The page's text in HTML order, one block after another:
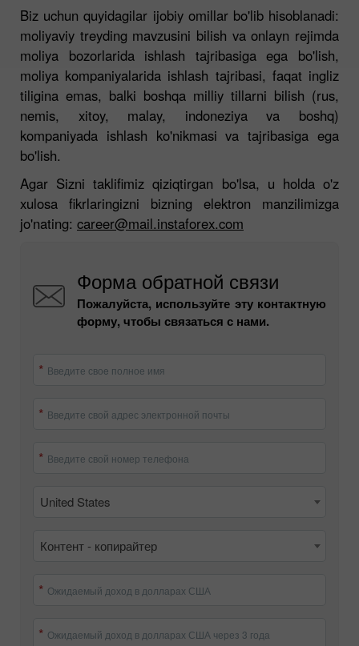
Biz uchun quyidagilar ijobiy omillar bo'lib hisoblanadi:
moliyaviy treyding mavzusini bilish va onlayn rejimda
moliya bozorlarida ishlash tajribasiga ega bo'lish,
moliya kompaniyalarida ishlash tajribasi, faqat ingliz
tiligina emas, balki boshqa milliy tillarni bilish (rus,
nemis, xitoy, malay, indoneziya va boshq)
kompaniyada ishlash ko'nikmasi va tajribasiga ega
bo'lish.
Agar Sizni taklifimiz qiziqtirgan bo'lsa, u holda o'z
xulosa fikrlaringizni bizning elektron manzilimizga
jo'nating: career@mail.instaforex.com
Форма обратной связи
Пожалуйста, используйте эту контактную
форму, чтобы связаться с нами.
Введите своe полное имя
Введите свой адрес электронной почты
Введите свой номер телефона
United States
Контент - копирайтер
Ожидаемый доход в долларах США
Ожидаемый доход в долларах США через 3 года